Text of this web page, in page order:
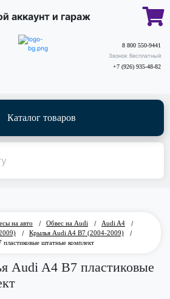
аккаунт и гараж
8 800 550-9441
Звонок бесплатный
+7 (926) 935-48-82
Каталог товаров
на авто / Обвес на Audi / Audi A4
/
/ Крылья Audi A4 B7 (2004-2009)
/
штатные комплект
Audi A4 B7 пластиковые